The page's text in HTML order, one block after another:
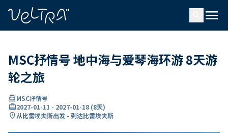
menu
MSC抒情号 地中海与爱琴海环游 8天游
轮之旅
directions_boatMSC抒情号
card_travel2027-01-11 - 2027-01-18 (8天)
location_on从比雷埃夫斯出发 - 到达比雷埃夫斯